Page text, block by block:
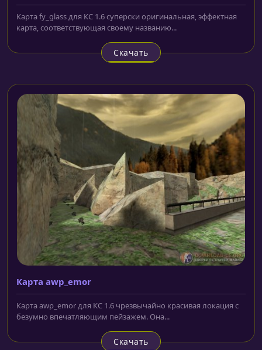
Карта fy_glass для КС 1.6 суперски оригинальная, эффектная
карта, соответствующая своему названию...
Скачать
Карта awp_emor
Карта awp_emor для КС 1.6 чрезвычайно красивая локация с
безумно впечатляющим пейзажем. Она...
Скачать